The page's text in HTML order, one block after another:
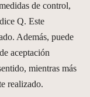
de control,
Q. Este
Además, puede
aceptación
mientras más
realizado.